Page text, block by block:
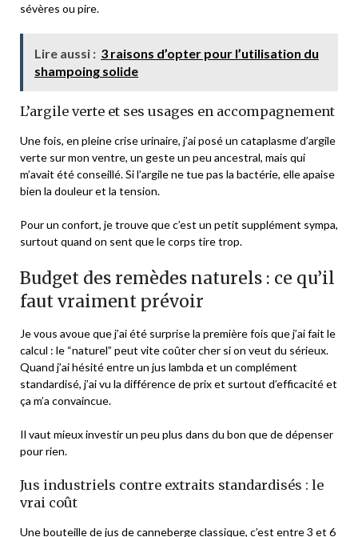
sévères ou pire.
Lire aussi : 3 raisons d’opter pour l’utilisation du
shampoing solide
L’argile verte et ses usages en accompagnement
Une fois, en pleine crise urinaire, j’ai posé un cataplasme d’argile
verte sur mon ventre, un geste un peu ancestral, mais qui
m’avait été conseillé. Si l’argile ne tue pas la bactérie, elle apaise
bien la douleur et la tension.
Pour un confort, je trouve que c’est un petit supplément sympa,
surtout quand on sent que le corps tire trop.
Budget des remèdes naturels : ce qu’il
faut vraiment prévoir
Je vous avoue que j’ai été surprise la première fois que j’ai fait le
calcul : le “naturel” peut vite coûter cher si on veut du sérieux.
Quand j’ai hésité entre un jus lambda et un complément
standardisé, j’ai vu la différence de prix et surtout d’efficacité et
ça m’a convaincue.
Il vaut mieux investir un peu plus dans du bon que de dépenser
pour rien.
Jus industriels contre extraits standardisés : le
vrai coût
Une bouteille de jus de canneberge classique, c’est entre 3 et 6